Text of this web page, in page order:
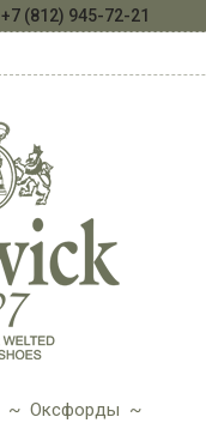
+7 (812) 945-72-21
~ Оксфорды ~